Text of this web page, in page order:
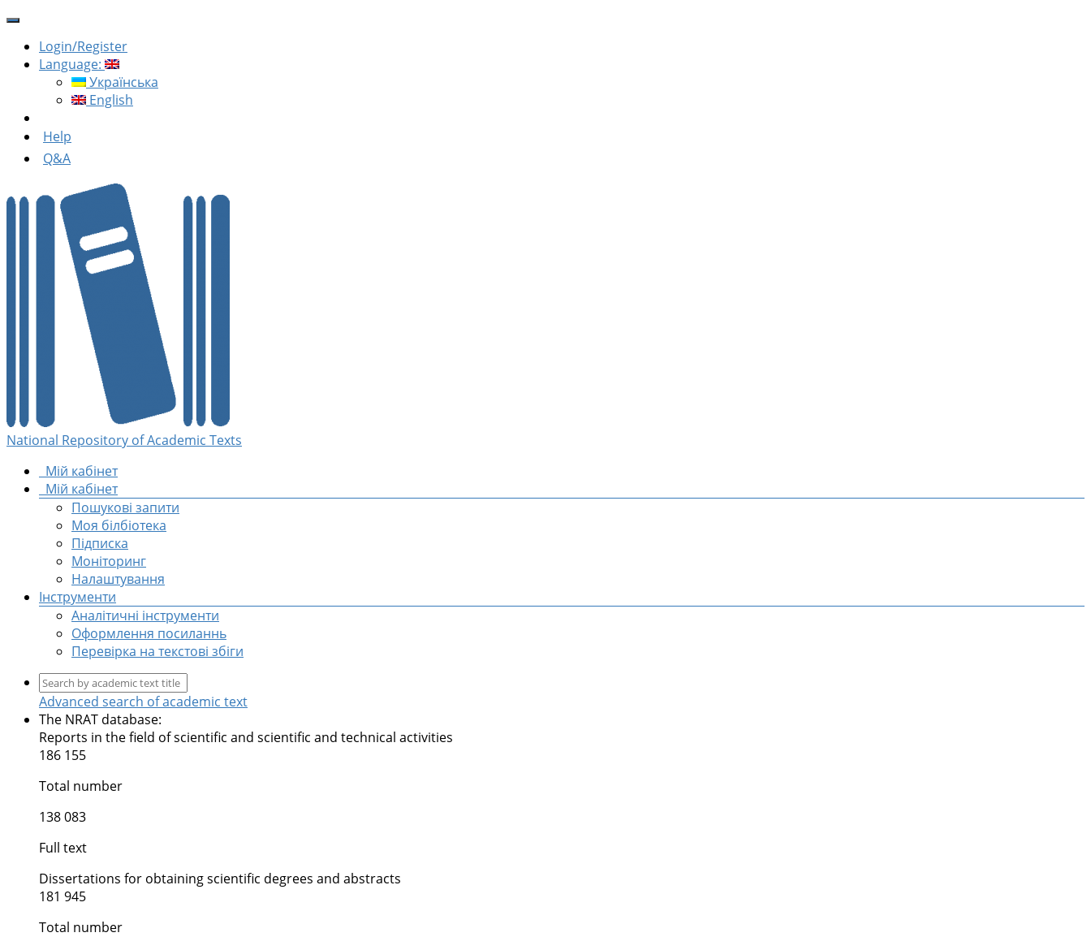
Login/Register
Language:
Українська
English
Help
Q&A
National Repository of Academic Texts
Мій кабінет
Мій кабінет
Пошукові запити
Моя білбіотека
Підписка
Моніторинг
Налаштування
Інструменти
Аналітичні інструменти
Оформлення посиланнь
Перевірка на текстові збіги
Advanced search of academic text
The NRAT database:
Reports in the field of scientific and scientific and technical activities
186 155
Total number
138 083
Full text
Dissertations for obtaining scientific degrees and abstracts
181 945
Total number